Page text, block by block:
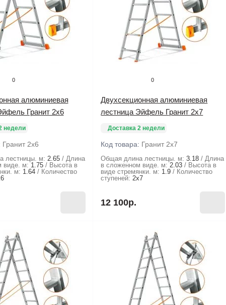
0
алюминиевая
Гранит 2х6
недели
Гранит 2х6
лестницы. м: 2.65
Длина
виде. м: 1.75
Высота в
м: 1.64
Количество
0
Двухсекционная алюминиевая
лестница Эйфель Гранит 2х7
Доставка 2 недели
Код товара: Гранит 2х7
Общая длина лестницы. м: 3.18
Длина
в сложенном виде. м: 2.03
Высота в
виде стремянки. м: 1.9
Количество
ступеней: 2х7
12 100р.